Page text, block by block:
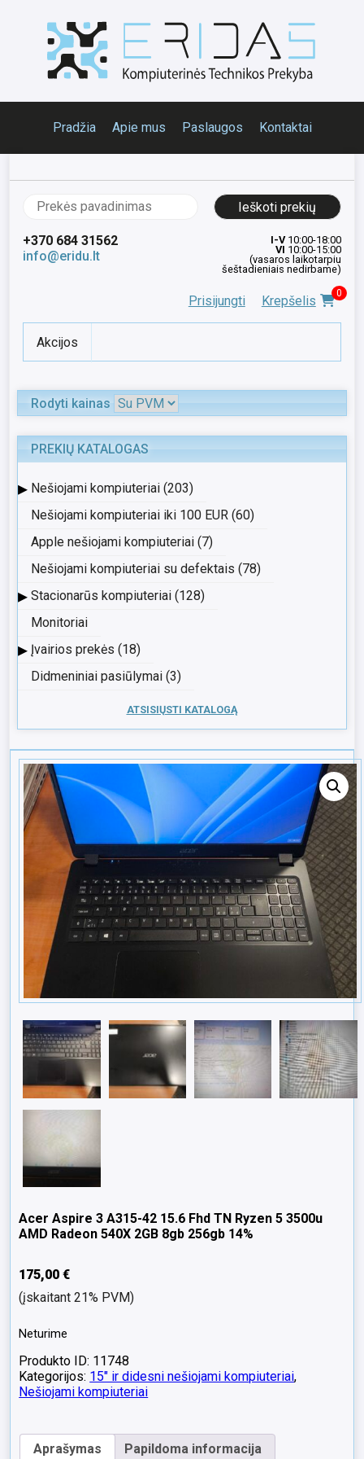
Pradžia Apie mus Paslaugos Kontaktai
Ieškoti:
+370 684 31562
info@eridu.lt
I-V10:00-18:00
VI 10:00-15:00
(vasaros laikotarpiu
šeštadieniais nedirbame)
Prisijungti Krepšelis 0
Akcijos
Rodyti kainas
PREKIŲ KATALOGAS
▸ Nešiojami kompiuteriai (203)
Nešiojami kompiuteriai iki 100 EUR (60)
Apple nešiojami kompiuteriai (7)
Nešiojami kompiuteriai su defektais (78)
▸ Stacionarūs kompiuteriai (128)
Monitoriai
▸ Įvairios prekės (18)
Didmeniniai pasiūlymai (3)
ATSISIŲSTI KATALOGĄ
Acer Aspire 3 A315-42 15.6 Fhd TN Ryzen 5 3500u
AMD Radeon 540X 2GB 8gb 256gb 14%
175,00€
(įskaitant 21% PVM)
Neturime
Produkto ID: 11748
Kategorijos: 15" ir didesni nešiojami kompiuteriai,
Nešiojami kompiuteriai
Aprašymas Papildoma informacija